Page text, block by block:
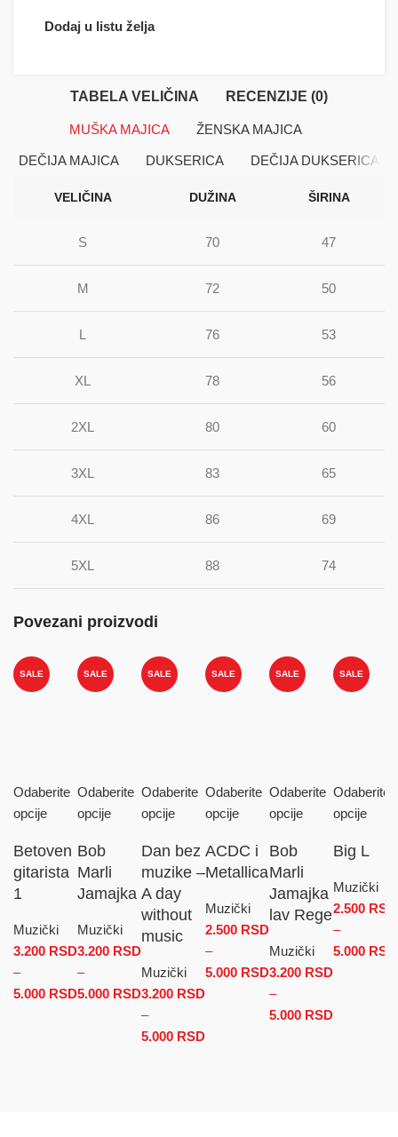
Dodaj u listu želja
TABELA VELIČINA RECENZIJE (0)
MUŠKA MAJICA ŽENSKA MAJICA
DEČIJA MAJICA DUKSERICA DEČIJA DUKSERICA
VELIČINA DUŽINA ŠIRINA
S 70 47
M 72 50
L 76 53
XL 78 56
2XL 80 60
3XL 83 65
4XL 86 69
5XL 88 74
Povezani proizvodi
SALE
Odaberite
opcije
Betoven
gitarista
1
Muzički
3.200 RSD
–
5.000 RSDRaspon cena: od 3.200 RSD do 5.000 RSD
SALE
Odaberite
opcije
Bob
Marli
Jamajka
Muzički
3.200 RSD
–
5.000 RSDRaspon cena: od 3.200 RSD do
5.000 RSD
SALE
Odaberite
opcije
Dan bez
muzike –
A day
without
music
Muzički
3.200 RSD
–
5.000 RSD
SALE
Odaberite
opcije
ACDC i
Metallica
Muzički
2.500 RSD
–
5.000 RSDRaspon cena: od
2.500 RSD do
5.000 RSD
SALE
Odaberite
opcije
Bob
Marli
Jamajka
lav Rege
Muzički
3.200 RSD
–
5.000 RSD
SALE
Odaberite
opcije
Big L
Muzički
2.500 RSD
–
5.000 RSD